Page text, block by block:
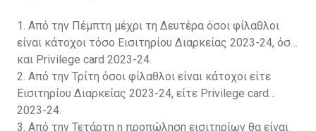
1. Από την Πέμπτη μέχρι τη Δευτέρα όσοι φίλαθλοι
είναι κάτοχοι τόσο Εισιτηρίου Διαρκείας 2023-24, όσο
και Privilege card 2023-24.
2. Από την Τρίτη όσοι φίλαθλοι είναι κάτοχοι είτε
Εισιτηρίου Διαρκείας 2023-24, είτε Privilege card
2023-24.
3. Από την Τετάρτη η προπώληση εισιτηρίων θα είναι